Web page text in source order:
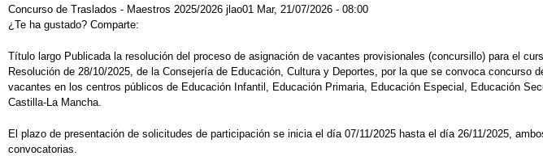
Concurso de Traslados - Maestros 2025/2026 jlao01 Mar, 21/07/2026 - 08:00
¿Te ha gustado? Comparte:
Título largo Publicada la resolución del proceso de asignación de vacantes provisionales (concursillo) para el
Resolución de 28/10/2025, de la Consejería de Educación, Cultura y Deportes, por la que se convoca
vacantes en los centros públicos de Educación Infantil, Educación Primaria, Educación Especial, Educación
Castilla-La Mancha.
El plazo de presentación de solicitudes de participación se inicia el día 07/11/2025 hasta el día 26/11/2025,
convocatorias.